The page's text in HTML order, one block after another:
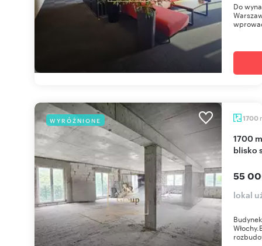
Do
WYRÓŻNIONE 1700
1700 m² w Włochach, budynek do aranżacji,
blisko
55
lokal